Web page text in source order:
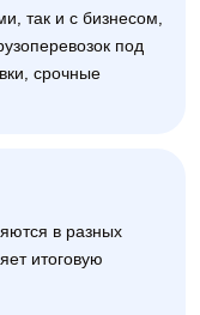
так и с бизнесом,
под
срочные
в разных
итоговую